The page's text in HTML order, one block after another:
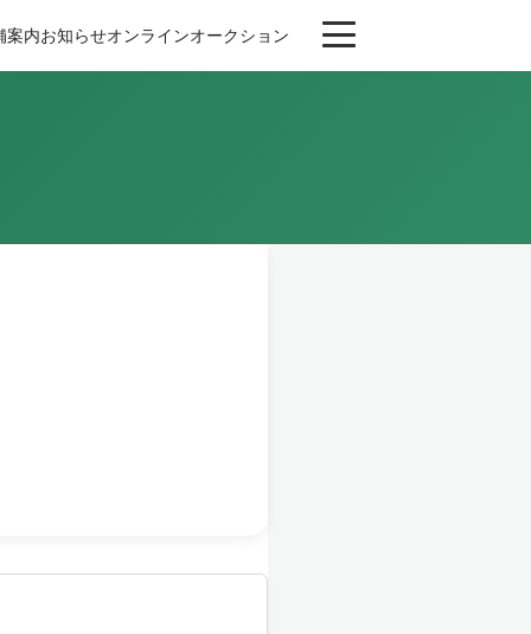
案内お知らせオンラインオークション